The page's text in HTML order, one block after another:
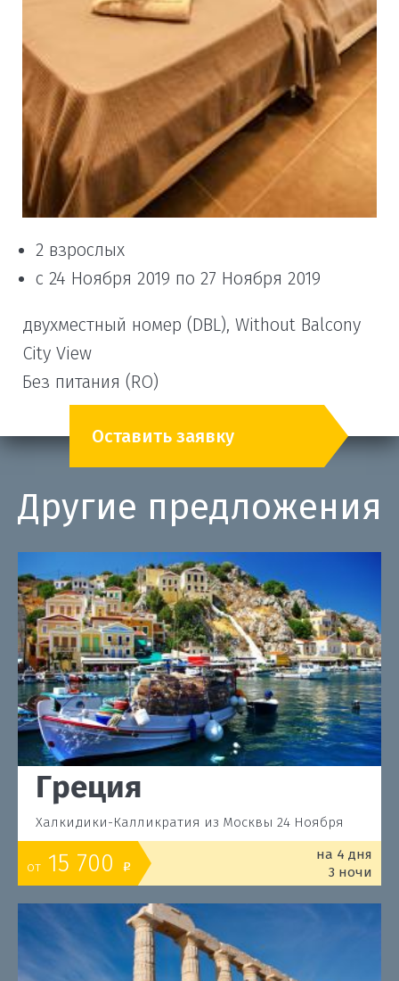
2 взрослых
с 24 Ноября 2019 по 27 Ноября 2019
двухместный номер (DBL), Without Balcony
City View
Без питания (RO)
Оставить заявку
Другие предложения
Греция
Халкидики-Калликратия из Москвы 24 Ноября
от 15 700 o
на 4 дня
3 ночи